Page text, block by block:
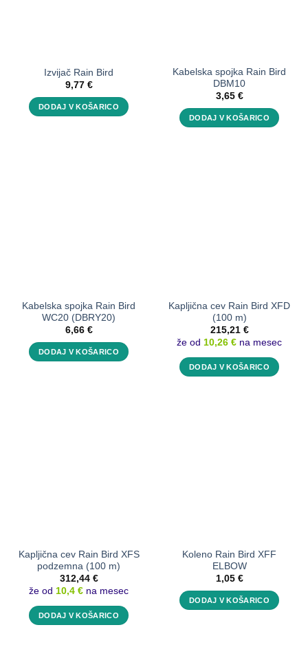
Izvijač Rain Bird
9,77 €
DODAJ V KOŠARICO
Kabelska spojka Rain Bird
DBM10
3,65 €
DODAJ V KOŠARICO
Kabelska spojka Rain Bird
WC20 (DBRY20)
6,66 €
DODAJ V KOŠARICO
Kapljična cev Rain Bird XFD
(100 m)
215,21 €
že od 10,26 € na mesec
DODAJ V KOŠARICO
Kapljična cev Rain Bird XFS
podzemna (100 m)
312,44 €
že od 10,4 € na mesec
DODAJ V KOŠARICO
Koleno Rain Bird XFF
ELBOW
1,05 €
DODAJ V KOŠARICO